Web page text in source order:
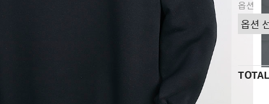
옵션
TOTAL